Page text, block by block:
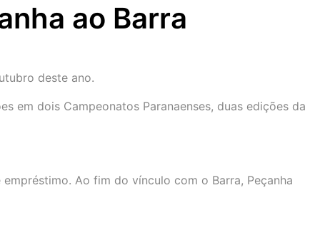
ao Barra
deste ano.
em dois Campeonatos Paranaenses, duas edições da
Ao fim do vínculo com o Barra, Peçanha